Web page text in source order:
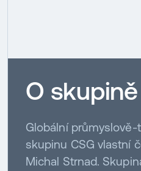
O
Globální
skupinu CSG vlastní
Michal Strnad.